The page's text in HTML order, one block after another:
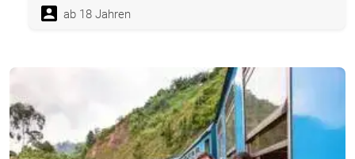
ab 18 Jahren